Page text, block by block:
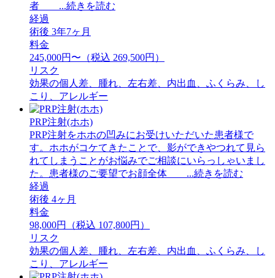
者 ...続きを読む
経過
術後 3年7ヶ月
料金
245,000円〜（税込 269,500円）
リスク
効果の個人差、腫れ、左右差、内出血、ふくらみ、し
こり、アレルギー
PRP注射(ホホ)
PRP注射をホホの凹みにお受けいただいた患者様で
す。ホホがコケてきたことで、影ができやつれて見ら
れてしまうことがお悩みでご相談にいらっしゃいまし
た。患者様のご要望でお顔全体 ...続きを読む
経過
術後 4ヶ月
料金
98,000円（税込 107,800円）
リスク
効果の個人差、腫れ、左右差、内出血、ふくらみ、し
こり、アレルギー